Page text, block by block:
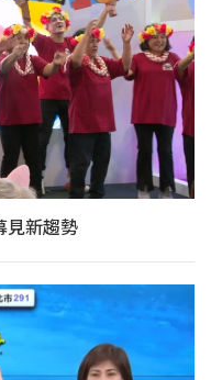
見新趨勢